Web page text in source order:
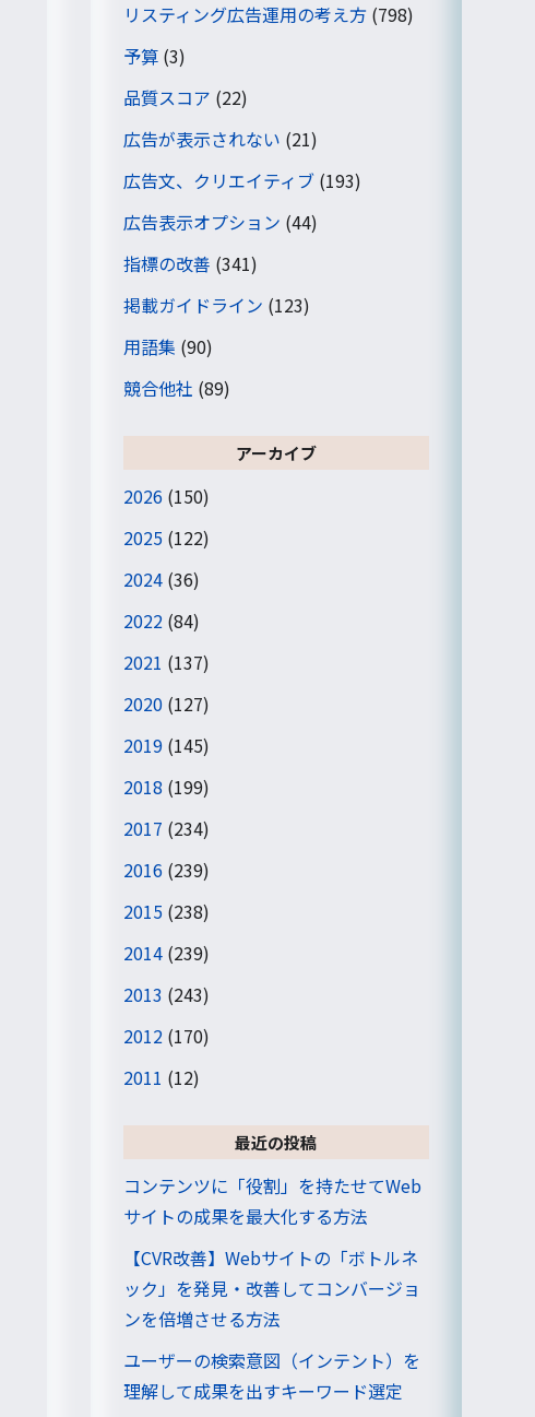
リスティング広告運用の考え方(798)
予算(3)
品質スコア (22)
広告が表示されない (21)
広告文、クリエイティブ(193)
広告表示オプション (44)
指標の改善 (341)
掲載ガイドライン (123)
用語集 (90)
競合他社 (89)
アーカイブ
2026(150)
2025(122)
2024(36)
2022(84)
2021 (137)
2020(127)
2019(145)
2018 (199)
2017 (234)
2016(239)
2015(238)
2014(239)
2013 (243)
2012(170)
2011 (12)
最近の投稿
コンテンツに「役割」を持たせてWeb
サイトの成果を最大化する方法
【CVR改善】Webサイトの「ボトルネ
ック」を発見・改善してコンバージョ
ンを倍増させる方法
ユーザーの検索意図（インテント）を
理解して成果を出すキーワード選定